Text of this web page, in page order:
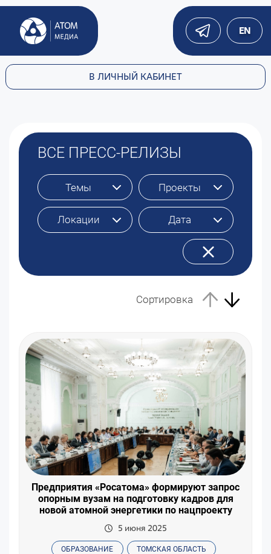
EN
В ЛИЧНЫЙ КАБИНЕТ
ВСЕ ПРЕСС-РЕЛИЗЫ
Темы Проекты
Локации Дата
Сортировка
Предприятия «Росатома» формируют запрос
опорным вузам на подготовку кадров для
новой атомной энергетики по нацпроекту
5 июня 2025
ОБРАЗОВАНИЕ ТОМСКАЯ ОБЛАСТЬ